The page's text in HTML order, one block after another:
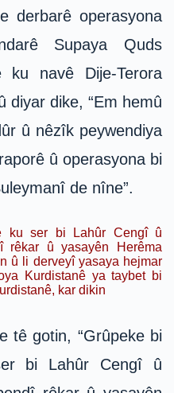
derbarê operasyona
Supaya Quds
ku navê Dije-Terora
diyar dike, “Em hemû
û nêzîk peywendiya
û operasyona bi
de nîne”.
ku ser bi Lahûr Cengî û
û yasayên Herêma
û li derveyî yasaya hejmar
Kurdistanê ya taybet bi
kar dikin
tê gotin, “Grûpeke bi
bi Lahûr Cengî û